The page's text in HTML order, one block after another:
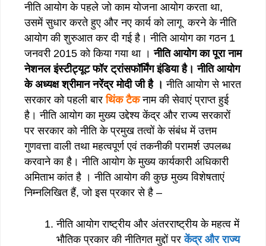
नीति आयोग के पहले जो काम योजना आयोग करता था,
उसमें सुधार करते हुए और नए कार्य को लागू करने के नीति
आयोग की शुरुआत कर दी गई है। नीति आयोग का गठन 1
जनवरी 2015 को किया गया था । नीति आयोग का पूरा नाम
नेशनल इंस्टीट्यूट फॉर ट्रांसफॉर्मिंग इंडिया है। नीति आयोग
के अध्यक्ष श्रीमान नरेंद्र मोदी जी है ।नीति आयोग से भारत
सरकार को पहली बारथिंक टैकनाम की सेवाएं प्राप्त हुई
है। नीति आयोग का मुख्य उद्देश्य केंद्र और राज्य सरकारों
पर सरकार को नीति के प्रमुख तत्वों के संबंध में उत्तम
गुणवत्ता वाली तथा महत्वपूर्ण एवं तकनीकी परामर्श उपलब्ध
करवाने का है। नीति आयोग के मुख्य कार्यकारी अधिकारी
अमिताभ कांत है । नीति आयोग की कुछ मुख्य विशेषताएं
निम्नलिखित हैं, जो इस प्रकार से है –
नीति आयोग राष्ट्रीय और अंतरराष्ट्रीय के महत्व में
भौतिक प्रकार की नीतिगत मुद्दों परकेंद्र और राज्य